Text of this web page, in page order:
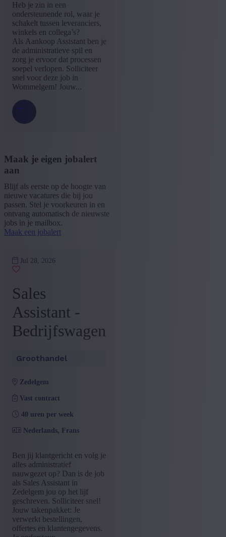
Heb je zin in een
ondersteunende rol, waar je
schakelt tussen leveranciers,
winkels en collega’s?
Als Aankoop Assistant ben je
de administratieve spil en
zorg je ervoor dat processen
soepel verlopen. Solliciteer
snel voor deze job in
Wommelgem! Jouw...
Maak je eigen jobalert
aan
Blijf als eerste op de hoogte van
nieuwe vacatures die bij jou
passen. Stel je voorkeuren in en
ontvang automatisch de nieuwste
jobs in je mailbox.
Maak een jobalert
Jul 28, 2026
Sales
Assistant -
Bedrijfswagen
Groothandel
zedelgem
Vast contract
40 uren per week
Nederlands, Frans
Ben jij klantgericht en volg je
alles administratief
nauwgezet op? Dan is de job
als Sales Assistant in
Zedelgem jou op het lijf
geschreven. Solliciteer snel!
Jouw takenpakket: Je
verwerkt bestellingen,
offertes en klantengegevens.